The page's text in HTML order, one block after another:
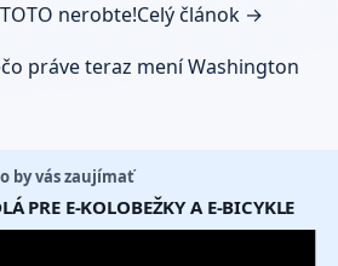
nerobte!Celý článok →
práve teraz mení Washington
by vás zaujímať
PRE E-KOLOBEŽKY A E-BICYKLE